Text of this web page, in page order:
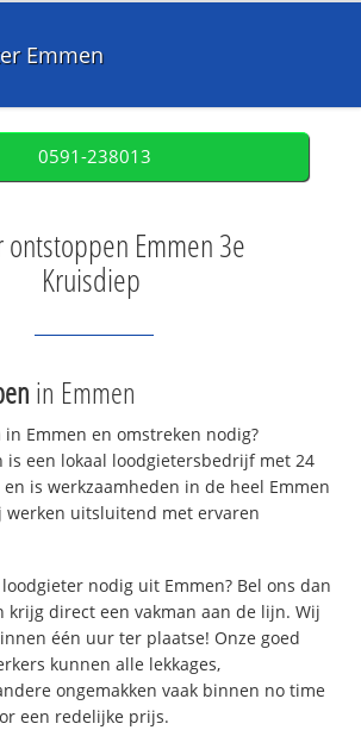
Emmen
0591-238013
ontstoppen Emmen 3e
Kruisdiep
in Emmen
in Emmen en omstreken nodig?
is een lokaal loodgietersbedrijf met 24
is werkzaamheden in de heel Emmen
werken uitsluitend met ervaren
nodig uit Emmen? Bel ons dan
krijg direct een vakman aan de lijn. Wij
één uur ter plaatse! Onze goed
kunnen alle lekkages,
ongemakken vaak binnen no time
een redelijke prijs.